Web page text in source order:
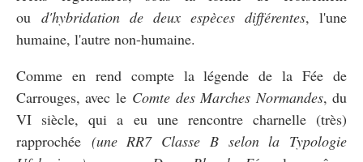
ou d'hybridation de deux espèces différentes, l'une
humaine, l'autre non-humaine.
Comme en rend compte la légende de la Fée de
Carrouges, avec le Comte des Marches Normandes, du
VI siècle, qui a eu une rencontre charnelle (très)
rapprochée (une RR7 Classe B selon la Typologie